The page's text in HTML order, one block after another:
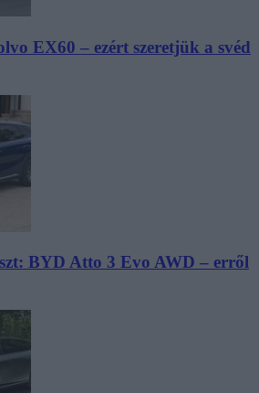
EX60 – ezért szeretjük a svéd
BYD Atto 3 Evo AWD – erről